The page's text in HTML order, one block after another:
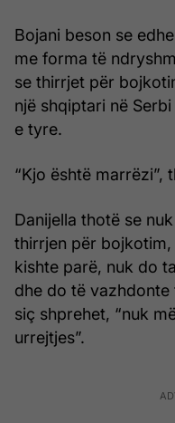
Bojani beson se
me forma të
se thirrjet për
një shqiptari në
e tyre.
“Kjo është marrëzi”,
Danijella thotë se
thirrjen për
kishte parë, nuk do
dhe do të vazhdonte
siç shprehet, “nuk
urrejtjes”.